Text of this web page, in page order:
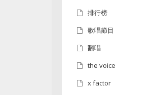
排行榜
歌唱節目
翻唱
the voice
x factor